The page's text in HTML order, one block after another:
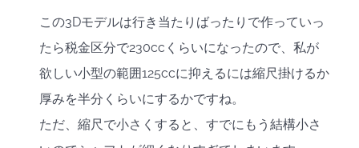
この3Dモデルは行き当たりばったりで作っていっ
たら税金区分で230ccくらいになったので、私が
欲しい小型の範囲125ccに抑えるには縮尺掛けるか
厚みを半分くらいにするかですね。
ただ、縮尺で小さくすると、すでにもう結構小さ